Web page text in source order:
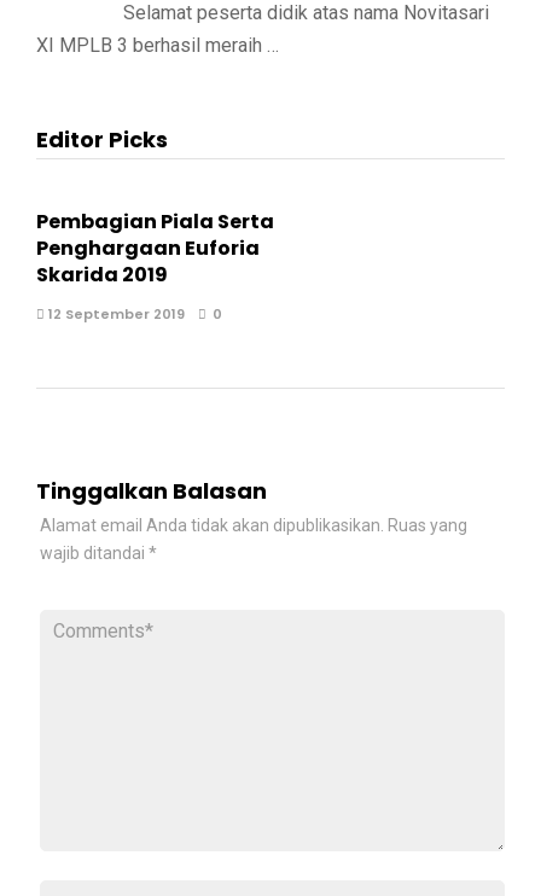
Selamat peserta didik atas nama Novitasari
XI MPLB 3 berhasil meraih …
Editor Picks
Pembagian Piala Serta
Penghargaan Euforia
Skarida 2019
12 September 2019 0
Tinggalkan Balasan
Alamat email Anda tidak akan dipublikasikan. Ruas yang
wajib ditandai *